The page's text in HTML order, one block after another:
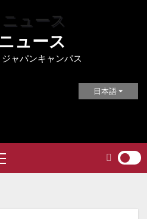
ュース
ャパンキャンパス
日本語